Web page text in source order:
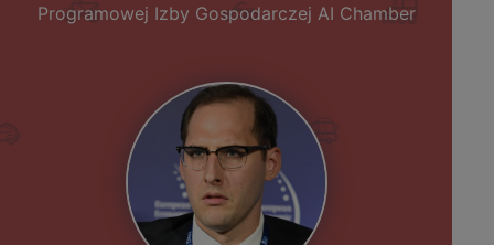
Programowej Izby Gospodarczej AI Chamber